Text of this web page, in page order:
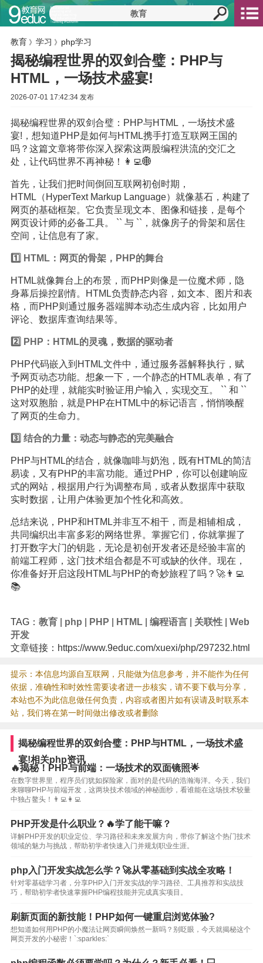
教育 》 学习 》 php学习
揭秘编程世界的双剑合璧：PHP与
HTML，一场技术盛宴!
2026-07-01 17:42:34 发布
揭秘编程世界的双剑合璧：PHP与HTML，一场技术盛
宴!，想知道PHP是如何与HTML携手打造互联网王国的
吗？这篇文章将带你深入探索这两股编程洪流的交汇之
处，让代码世界不再神秘！👩‍💻🌐
首先，让我们把时间倒回互联网初创时期，
HTML（HyperText Markup Language）就像基石，构建了
网页的基础框架。它负责呈现文本、图像和链接，是每个
网页设计师的必备工具。 `` 与 ``，就像房子的骨架和居住
空间，让信息有了家。
1️⃣ HTML：网页的骨架，PHP的舞台
HTML就像舞台上的布景，而PHP则像是一位魔术师，隐
身幕后操控剧情。HTML负责静态内容，如文本、图片和表
格，而PHP则通过服务器端脚本动态生成内容，比如用户
评论、数据库查询结果等。
2️⃣ PHP：HTML的灵魂，数据的驱动者
PHP代码嵌入到HTML文件中，通过服务器解释执行，赋
予网页动态功能。想象一下，一个静态的HTML表单，有了
PHP的处理，就能实时验证用户输入，实现交互。 `` 和 ``
这对双胞胎，就是PHP在HTML中的标记语言，悄悄唤醒
了网页的生命力。
3️⃣ 结合的力量：动态与静态的完美融合
PHP与HTML的结合，就像咖啡与奶泡，既有HTML的简洁
易读，又有PHP的丰富功能。通过PHP，你可以创建响应
式的网站，根据用户行为调整布局，或者从数据库中获取
实时数据，让用户体验更加个性化和高效。
总结来说，PHP和HTML并非互不相干，而是相辅相成，
共同编织出丰富多彩的网络世界。掌握它们，你就掌握了
打开数字大门的钥匙，无论是初创开发者还是经验丰富的
前端工程师，这门技术组合都是不可或缺的伙伴。现在，
你准备好开启这段HTML与PHP的奇妙旅程了吗？🚀👨‍💻
📚
TAG： 教育| php PHP HTML| 编程语言| 关联性| Web
开发
文章链接：https://www.9educ.com/xuexi/php/297232.html
提示：本信息均源自互联网，只能做为信息参考，并不能作为任何
依据，准确性和时效性需要读者进一步核实，请不要下载与分享，
本站也不为此信息做任何负责，内容或者图片如有误请及时联系本
站，我们将在第一时间做出修改或者删除
揭秘编程世界的双剑合璧：PHP与HTML，一场技术盛
宴!相关php资讯
🔥揭秘！PHP与前端：一场技术的双面镜照🌟
在数字世界里，程序员们犹如探险家，面对的是代码的浩瀚海洋。今天，我们
来聊聊PHP与前端开发，这两块技术领域的神秘面纱，看谁能在这场技术较量
中独占鳌头！👨‍💻👩‍💻
PHP开发是什么职业？🔥学了能干嘛？
详解PHP开发的职业定位、学习路径和未来发展方向，带你了解这个热门技术
领域的魅力与挑战，帮助初学者快速入门并规划职业生涯。
php入门开发实战怎么学？🚀从零基础到实战全攻略！
针对零基础学习者，分享PHP入门开发实战的学习路径、工具推荐和实战技
巧，帮助初学者快速掌握PHP编程技能并完成真实项目。
刷新页面的新技能！PHP如何一键重启浏览体验?
想知道如何用PHP的小魔法让网页瞬间焕然一新吗？别眨眼，今天就揭秘这个
网页开发的小秘密！`:sparkles:`